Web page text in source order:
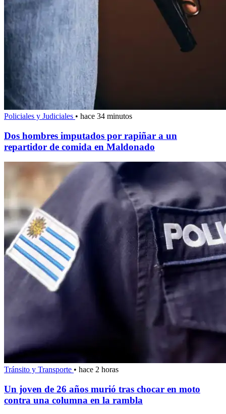
Policiales y Judiciales • hace 34 minutos
Dos hombres imputados por rapiñar a un
repartidor de comida en Maldonado
Tránsito y Transporte • hace 2 horas
Un joven de 26 años murió tras chocar en moto
contra una columna en la rambla